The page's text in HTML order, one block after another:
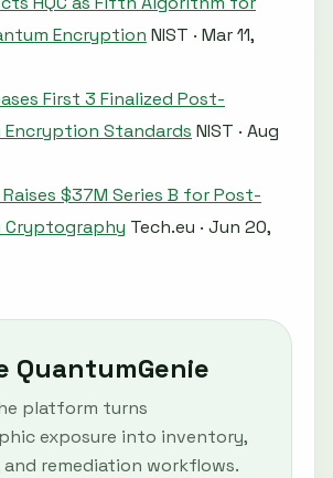
Encryption NIST · Mar 11,
First 3 Finalized Post-
Encryption Standards NIST · Aug
Raises $37M Series B for Post-
Cryptography Tech.eu · Jun 20,
QuantumGenie
platform turns
exposure into inventory,
remediation workflows.